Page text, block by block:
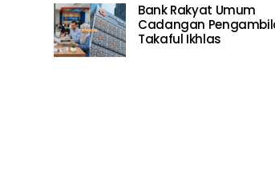
Bank Rakyat Umum
Cadangan
Takaful Ikhlas